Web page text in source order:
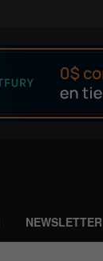
NEWSLETTER